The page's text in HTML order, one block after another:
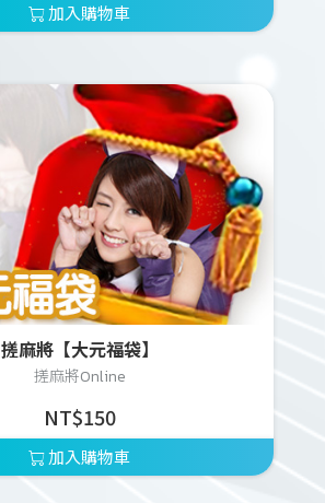
加入購物車
搓麻將【大元福袋】
搓麻將Online
NT$150
加入購物車